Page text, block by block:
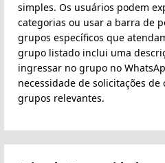
simples. Os usuários podem
categorias ou usar a barra de
grupos específicos que
grupo listado inclui uma
ingressar no grupo no
necessidade de solicitações
grupos relevantes.